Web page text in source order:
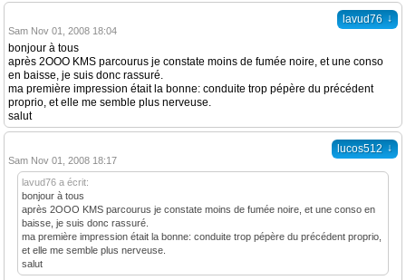
lavud76 ↓
Sam Nov 01, 2008 18:04
bonjour à tous
après 2OOO KMS parcourus je constate moins de fumée noire, et une conso
en baisse, je suis donc rassuré.
ma première impression était la bonne: conduite trop pépère du précédent
proprio, et elle me semble plus nerveuse.
salut
lucos512 ↓
Sam Nov 01, 2008 18:17
lavud76 a écrit:
bonjour à tous
après 2OOO KMS parcourus je constate moins de fumée noire, et une conso en
baisse, je suis donc rassuré.
ma première impression était la bonne: conduite trop pépère du précédent proprio,
et elle me semble plus nerveuse.
salut